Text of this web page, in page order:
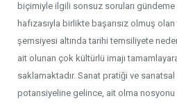
biçimiyle ilgili sonsuz soruları gündeme
hafızasıyla birlikte başarısız olmuş
şemsiyesi altında tarihi temsiliyete
ait olunan çok kültürlü imajı
saklamaktadır. Sanat pratiği ve sanatsal
potansiyeline gelince, ait olma